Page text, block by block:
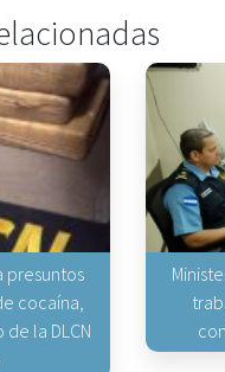
presuntos
cocaína,
la DLCN